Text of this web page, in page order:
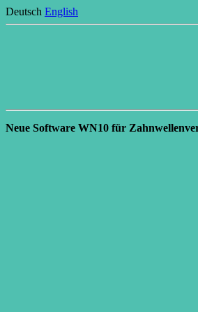
Deutsch English
Neue Software WN10 für